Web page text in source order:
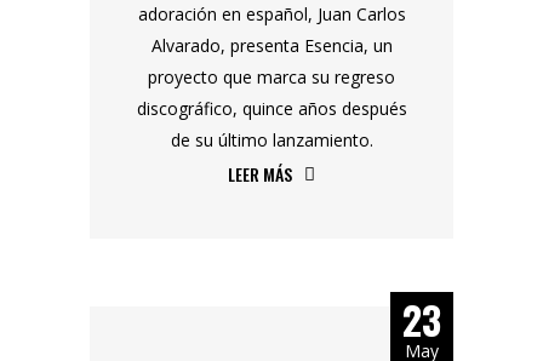
adoración en español, Juan Carlos
Alvarado, presenta Esencia, un
proyecto que marca su regreso
discográfico, quince años después
de su último lanzamiento.
LEER MÁS
23
May